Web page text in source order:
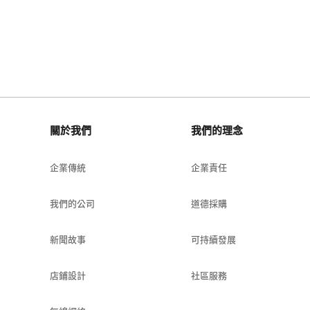
關於我們
企業傳統
我們的公司
新聞故事
店鋪設計
我們的理念
企業責任
道德採購
可持續發展
社區服務